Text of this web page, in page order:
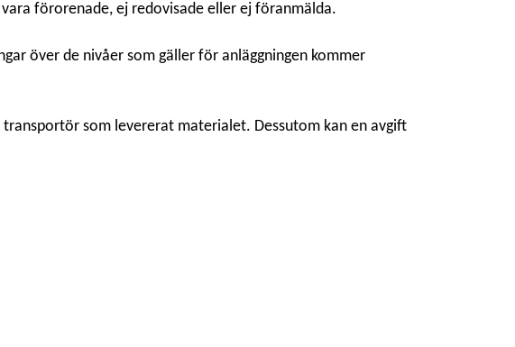
förorenade, ej redovisade eller ej föranmälda.
över de nivåer som gäller för anläggningen kommer
som levererat materialet. Dessutom kan en avgift